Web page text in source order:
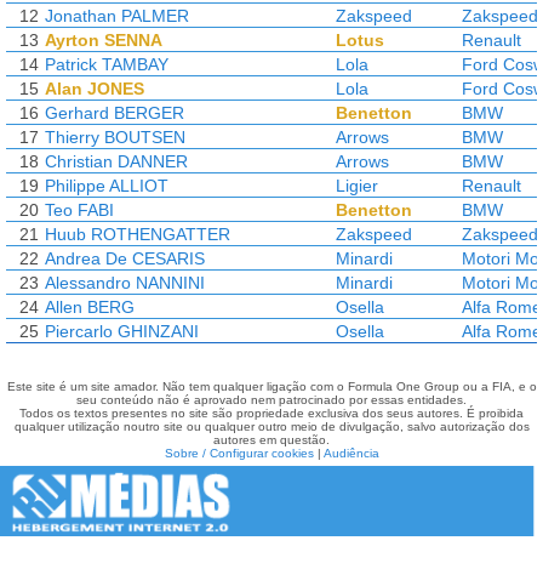
12 Jonathan PALMER Zakspeed
Zakspeed
13 Ayrton SENNA Lotus
Renault
14 Patrick TAMBAY Lola
Ford
15 Alan JONES Lola
Ford
16 Gerhard BERGER Benetton
BMW
17 Thierry BOUTSEN Arrows
BMW
18 Christian DANNER Arrows
BMW
19 Philippe ALLIOT Ligier
Renault
20 Teo FABI Benetton
BMW
21 Huub ROTHENGATTER Zakspeed
Zakspeed
22 Andrea De CESARIS Minardi
Motori
23 Alessandro NANNINI Minardi
Motori
24 Allen BERG Osella
Alfa
25 Piercarlo GHINZANI Osella Alfa
Este site é um site amador. Não tem qualquer ligação com o Formula One Group ou a FIA, e o
seu conteúdo não é aprovado nem patrocinado por essas entidades.
Todos os textos presentes no site são propriedade exclusiva dos seus autores. É proibida
qualquer utilização noutro site ou qualquer outro meio de divulgação, salvo autorização dos
autores em questão.
Sobre / Configurar cookies| Audiência